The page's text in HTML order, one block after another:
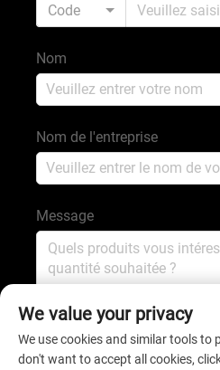
Code
Nom
Nom de l'entreprise
Message
We value your privacy
We use cookies and similar tools to
don't want to accept all cookies,